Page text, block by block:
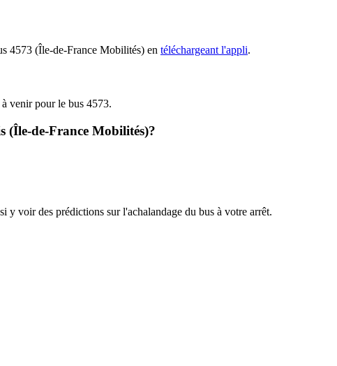
4573 (Île-de-France Mobilités) en téléchargeant l'appli.
venir pour le bus 4573.
(Île-de-France Mobilités)?
y voir des prédictions sur l'achalandage du bus à votre arrêt.